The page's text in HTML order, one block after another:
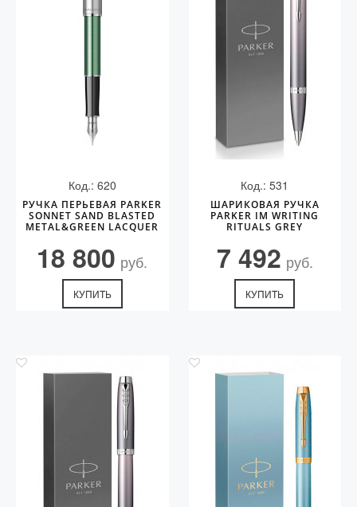
Код.: 620
РУЧКА ПЕРЬЕВАЯ PARKER
SONNET SAND BLASTED
METAL&GREEN LACQUER
18 800 руб.
КУПИТЬ
Код.: 531
ШАРИКОВАЯ РУЧКА
PARKER IM WRITING
RITUALS GREY
7 492 руб.
КУПИТЬ